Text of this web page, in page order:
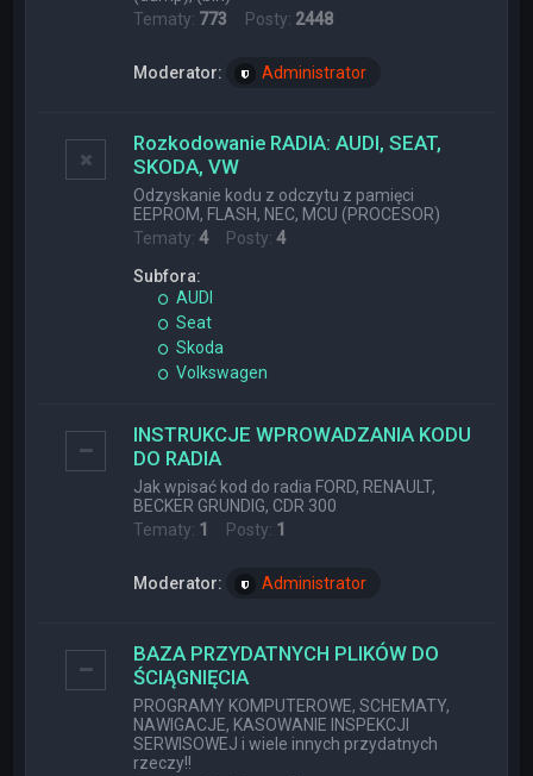
Tematy: 773 Posty: 2448
Moderator: Administrator
Rozkodowanie RADIA: AUDI, SEAT,
SKODA, VW
Odzyskanie kodu z odczytu z pamięci
EEPROM, FLASH, NEC, MCU (PROCESOR)
Tematy:4Posty:4
Subfora:
AUDI
Seat
Skoda
Volkswagen
INSTRUKCJE WPROWADZANIA KODU
DO RADIA
Jak wpisać kod do radia FORD, RENAULT,
BECKER GRUNDIG, CDR 300
Tematy: 1 Posty: 1
Moderator: Administrator
BAZA PRZYDATNYCH PLIKÓW DO
ŚCIĄGNIĘCIA
PROGRAMY KOMPUTEROWE, SCHEMATY,
NAWIGACJE, KASOWANIE INSPEKCJI
SERWISOWEJ i wiele innych przydatnych
rzeczy!!